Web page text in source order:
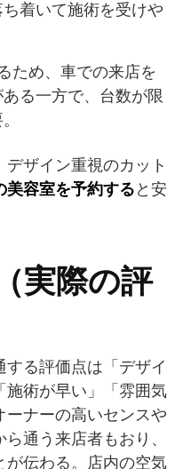
着いて施術を受けや
ため、車での来店を
る一方で、台数が限
ザイン重視のカット
美容室を予約する と安
実際の評
る評価点は「デザイ
施術が早い」「雰囲気
ーナーの高いセンスや
通う来店者もおり、
が伝わる。店内の空気